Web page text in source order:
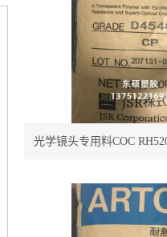
光学镜头专用料COC